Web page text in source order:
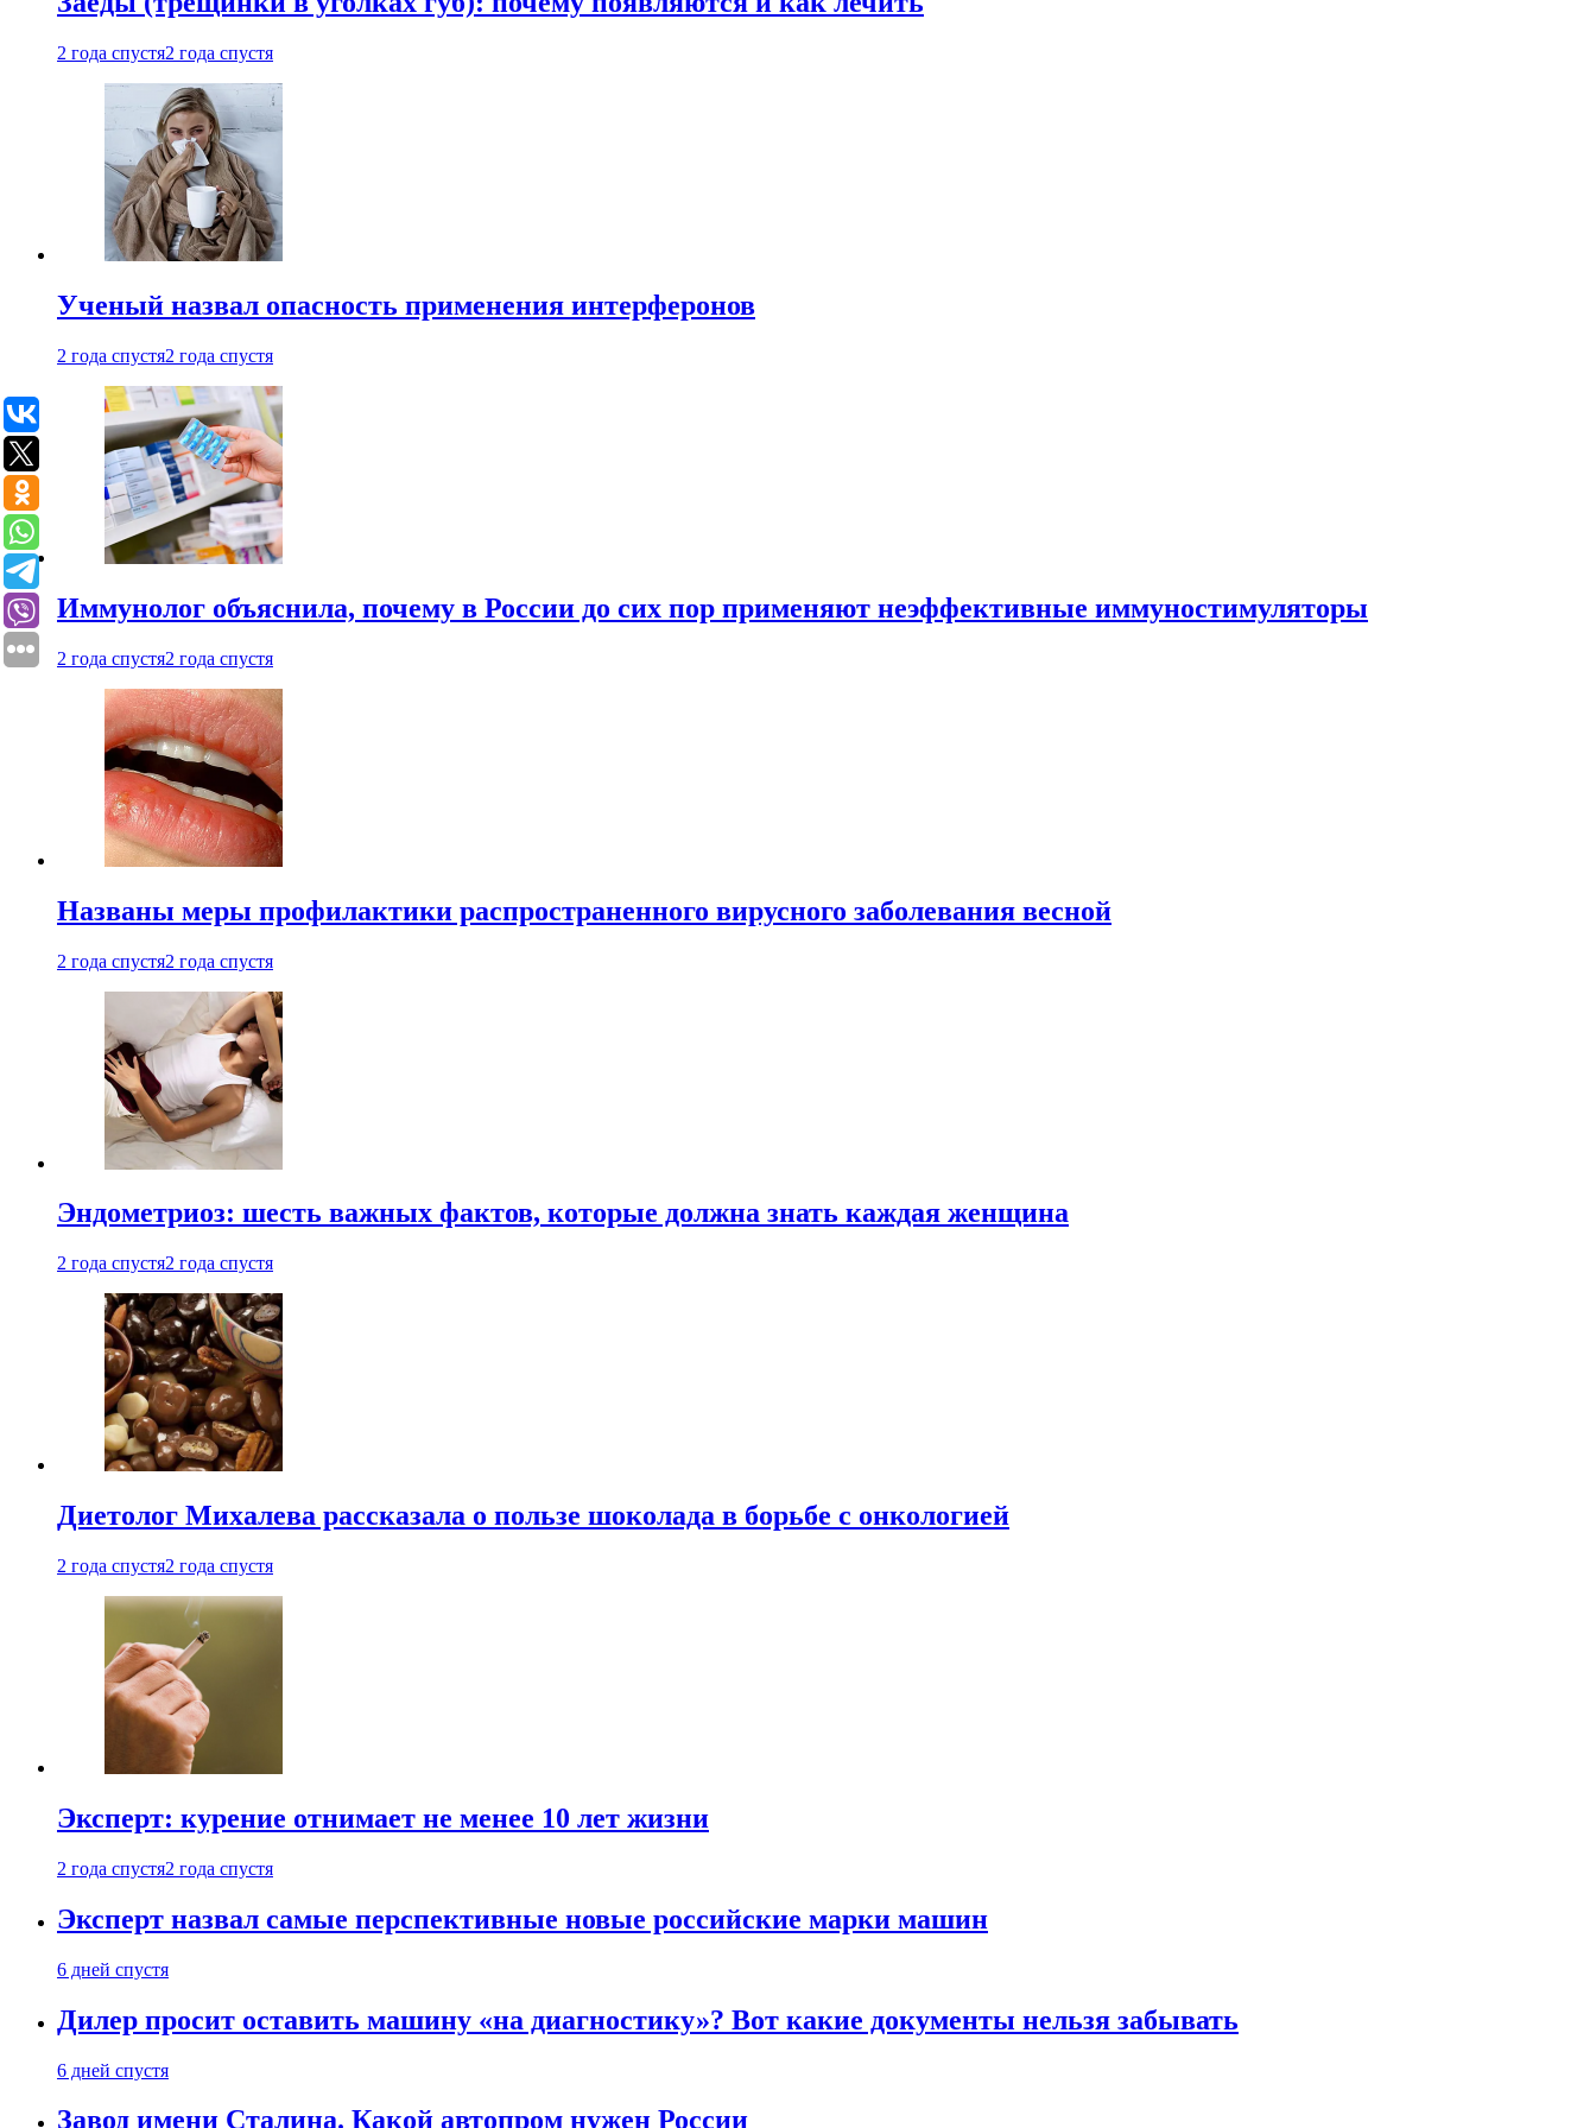
2 года спустя2 года спустя
Ученый назвал опасность применения интерферонов
2 года спустя2 года спустя
Иммунолог объяснила, почему в России до сих пор применяют неэффективные иммуностимуляторы
2 года спустя2 года спустя
Названы меры профилактики распространенного вирусного заболевания весной
2 года спустя2 года спустя
Эндометриоз: шесть важных фактов, которые должна знать каждая женщина
2 года спустя2 года спустя
Диетолог Михалева рассказала о пользе шоколада в борьбе с онкологией
2 года спустя2 года спустя
Эксперт: курение отнимает не менее 10 лет жизни
2 года спустя2 года спустя
Эксперт назвал самые перспективные новые российские марки машин
6 дней спустя
Дилер просит оставить машину «на диагностику»? Вот какие документы нельзя забывать
6 дней спустя
Завод имени Сталина. Какой автопром нужен России